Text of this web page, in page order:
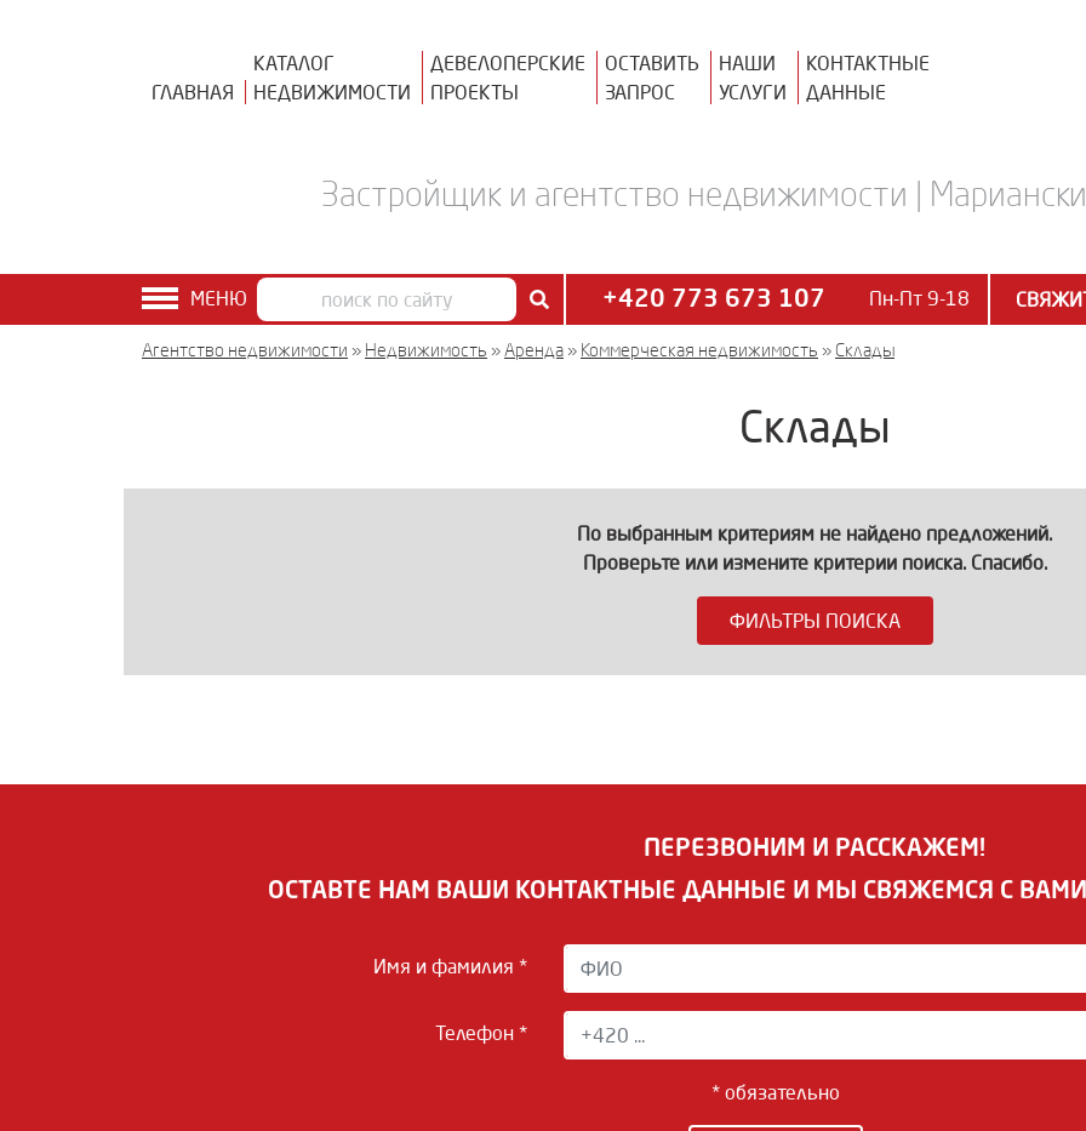
ГЛАВНАЯ
КАТАЛОГ
НЕДВИЖИМОСТИ
ДЕВЕЛОПЕРСКИЕ
ПРОЕКТЫ
ОСТАВИТЬ
ЗАПРОС
НАШИ
УСЛУГИ
КОНТАКТНЫЕ
ДАННЫЕ
Застройщик и агентство недвижимости |
МЕНЮ +420 773 673 107 Пн-Пт 9-18
Агентство недвижимости » Недвижимость »Аренда » Коммерческая недвижимость » Склады
Склады
По выбранным критериям не найдено предложений.
Проверьте или измените критерии поиска. Спасибо.
ФИЛЬТРЫ ПОИСКА
ПЕРЕЗВОНИМ И РАССКАЖЕМ!
ОСТАВТЕ НАМ ВАШИ КОНТАКТНЫЕ ДАННЫЕ И МЫ СВЯЖЕМСЯ С
Имя и фамилия *
Телефон *
* обязательно